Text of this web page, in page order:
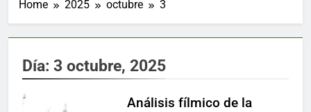
Home 2025 octubre 3
Día: 3 octubre, 2025
Análisis fílmico de la